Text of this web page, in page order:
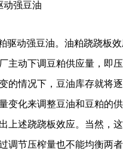
动强豆油
动强豆油。油粕跷跷板效
主动下调豆粕供应量，即
的情况下，豆油库存就将
变化来调整豆油和豆粕的
上述跷跷板效应。当然，
调节压榨量也不能均衡两